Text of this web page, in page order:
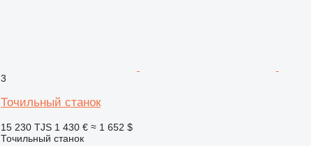
3
Точильный станок
15 230 TJS 1 430 € ≈ 1 652 $
Точильный станок